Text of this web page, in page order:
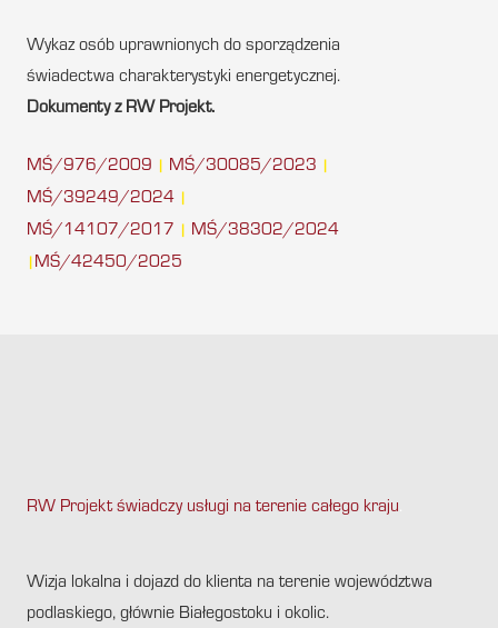
Wykaz osób uprawnionych do sporządzenia
świadectwa charakterystyki energetycznej.
Dokumenty z RW Projekt.
MŚ/976/2009 MŚ/30085/2023
MŚ/39249/2024
MŚ/14107/2017 MŚ/38302/2024
MŚ/42450/2025
RW Projekt świadczy usługi na terenie całego kraju
Wizja lokalna i dojazd do klienta na terenie województwa
podlaskiego, głównie Białegostoku i okolic.